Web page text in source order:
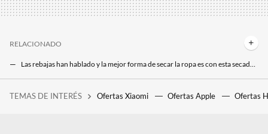
RELACIONADO
Las rebajas han hablado y la mejor forma de secar la ropa es con esta secadora portátil al 30% de descuento
TEMAS DE INTERÉS Ofertas Xiaomi Ofertas Apple Ofertas